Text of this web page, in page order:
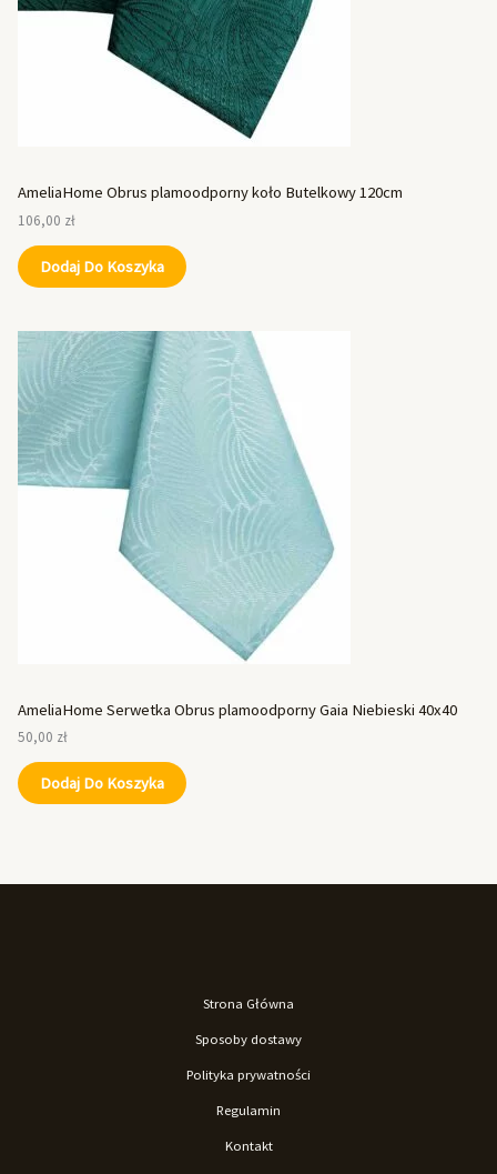
AmeliaHome Obrus plamoodporny koło Butelkowy 120cm
106,00 zł
Dodaj Do Koszyka
AmeliaHome Serwetka Obrus plamoodporny Gaia Niebieski 40x40
50,00 zł
Dodaj Do Koszyka
Strona Główna
Sposoby dostawy
Polityka prywatności
Regulamin
Kontakt